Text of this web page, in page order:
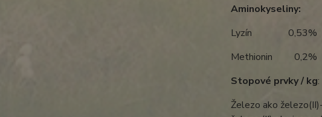
Aminokyseliny:
Lyzín 0,53%
Methionin 0,2%
Stopové prvky / kg:
Železo ako